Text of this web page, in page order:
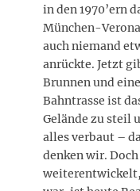
in den 1970’ern
München-
auch niemand
anrückte. Jetzt
Brunnen und
Bahntrasse ist
Gelände zu steil
alles verbaut –
denken wir.
weiterentwickelt,